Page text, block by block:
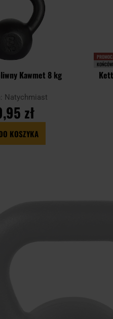
Kawmet 8 kg
Natychmiast
zł
KOSZYKA